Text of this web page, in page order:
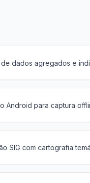
dados agregados e
Android para captura
SIG com cartografia